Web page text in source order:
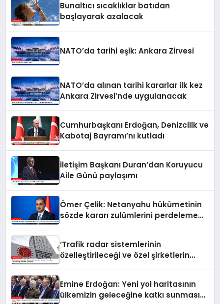
Bunaltıcı sıcaklıklar batıdan
başlayarak azalacak
NATO’da tarihi eşik: Ankara Zirvesi
NATO’da alınan tarihi kararlar ilk kez
Ankara Zirvesi’nde uygulanacak
Cumhurbaşkanı Erdoğan, Denizcilik ve
Kabotaj Bayramı’nı kutladı
İletişim Başkanı Duran’dan Koruyucu
Aile Günü paylaşımı
Ömer Çelik: Netanyahu hükümetinin
sözde kararı zulümlerini perdeleme
‘Trafik radar sistemlerinin
özelleştirileceği ve özel şirketlerin
Emine Erdoğan: Yeni yol haritasının
ülkemizin geleceğine katkı sunmasını